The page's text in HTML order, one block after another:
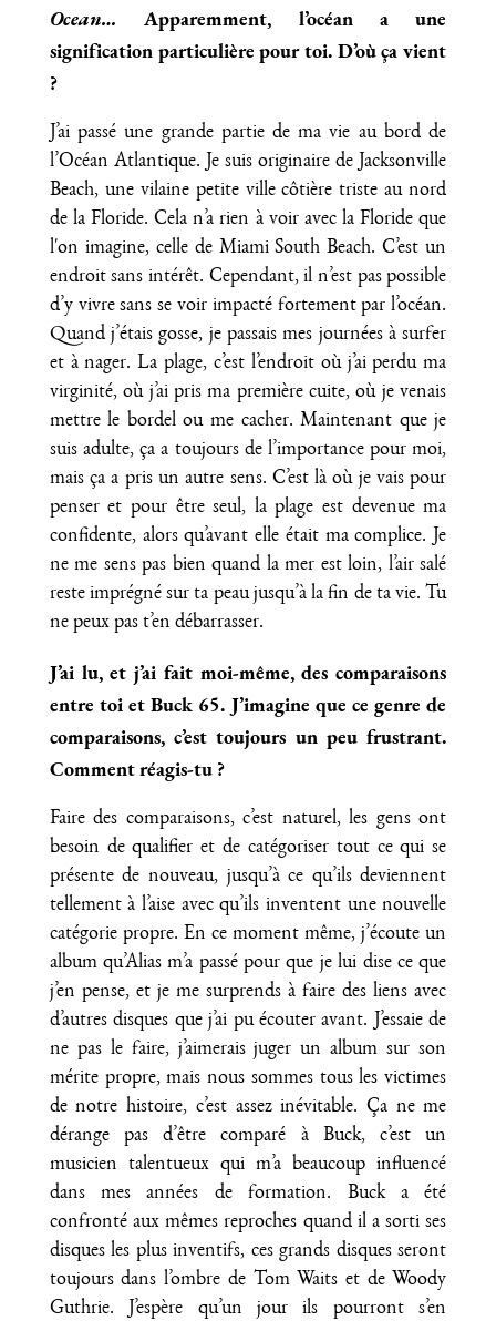
Ocean… Apparemment, l’océan a une
signification particulière pour toi. D’où ça vient
?
J’ai passé une grande partie de ma vie au bord de
l’Océan Atlantique. Je suis originaire de Jacksonville
Beach, une vilaine petite ville côtière triste au nord
de la Floride. Cela n’a rien à voir avec la Floride que
l'on imagine, celle de Miami South Beach. C’est un
endroit sans intérêt. Cependant, il n’est pas possible
d’y vivre sans se voir impacté fortement par l’océan.
Quand j’étais gosse, je passais mes journées à surfer
et à nager. La plage, c’est l’endroit où j’ai perdu ma
virginité, où j’ai pris ma première cuite, où je venais
mettre le bordel ou me cacher. Maintenant que je
suis adulte, ça a toujours de l’importance pour moi,
mais ça a pris un autre sens. C’est là où je vais pour
penser et pour être seul, la plage est devenue ma
confidente, alors qu’avant elle était ma complice. Je
ne me sens pas bien quand la mer est loin, l’air salé
reste imprégné sur ta peau jusqu’à la fin de ta vie. Tu
ne peux pas t’en débarrasser.
J’ai lu, et j’ai fait moi-même, des comparaisons
entre toi et Buck 65. J’imagine que ce genre de
comparaisons, c’est toujours un peu frustrant.
Comment réagis-tu ?
Faire des comparaisons, c’est naturel, les gens ont
besoin de qualifier et de catégoriser tout ce qui se
présente de nouveau, jusqu’à ce qu’ils deviennent
tellement à l’aise avec qu’ils inventent une nouvelle
catégorie propre. En ce moment même, j’écoute un
album qu’Alias m’a passé pour que je lui dise ce que
j’en pense, et je me surprends à faire des liens avec
d’autres disques que j’ai pu écouter avant. J’essaie de
ne pas le faire, j’aimerais juger un album sur son
mérite propre, mais nous sommes tous les victimes
de notre histoire, c’est assez inévitable. Ça ne me
dérange pas d’être comparé à Buck, c’est un
musicien talentueux qui m’a beaucoup influencé
dans mes années de formation. Buck a été
confronté aux mêmes reproches quand il a sorti ses
disques les plus inventifs, ces grands disques seront
toujours dans l’ombre de Tom Waits et de Woody
Guthrie. J’espère qu’un jour ils pourront s’en